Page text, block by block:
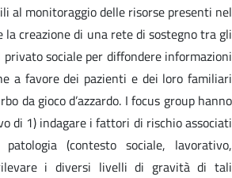
al monitoraggio delle risorse presenti nel
creazione di una rete di sostegno tra gli
privato sociale per diffondere informazioni
a favore dei pazienti e dei loro familiari
da gioco d’azzardo. I focus group hanno
di 1) indagare i fattori di rischio associati
(contesto sociale, lavorativo,
i diversi livelli di gravità di tali